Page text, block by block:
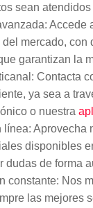
sean
Accede
mercado, con
garantizan la
Contacta
ya sea a
o nuestra
línea: Aprovecha
disponibles
dudas de forma
constante: Nos
las mejores